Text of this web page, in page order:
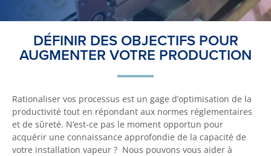
DÉFINIR DES OBJECTIFS POUR
AUGMENTER VOTRE PRODUCTION
Rationaliser vos processus est un gage d’optimisation de la
productivité tout en répondant aux normes réglementaires
et de sûreté. N’est-ce pas le moment opportun pour
acquérir une connaissance approfondie de la capacité de
votre installation vapeur ? Nous pouvons vous aider à